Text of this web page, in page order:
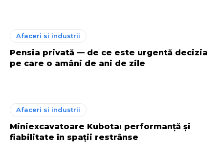
Afaceri si industrii
Pensia privată — de ce este urgentă decizia
pe care o amâni de ani de zile
Afaceri si industrii
Miniexcavatoare Kubota: performanță și
fiabilitate în spații restrânse